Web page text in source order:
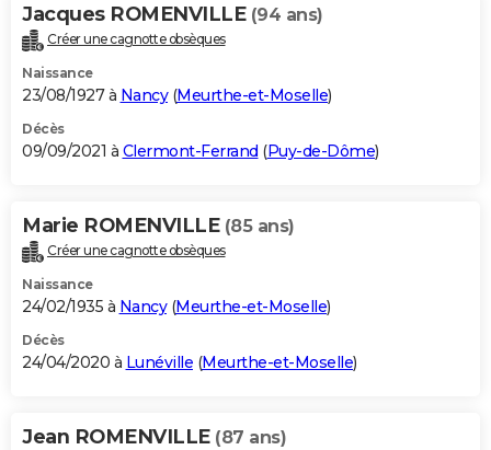
Carte de Noël
Carte Bonne année
Carte Saint-Valentin
Carte Pâques
Carte d'anniversaire
DICTIONNAIRE
Dictionnaire
Biographies
Citations
Expressions
Proverbes
PROGRAMME TV
S'inscrire
Se connecter
Lycées
Collèges
Primaires
Universités
Entreprises
Service militaire
Avis de recherche
AVIS DE DÉCÈS
Bricolage
Lifestyle
Culture
Sport
Auto
Television
Voyage
Cinema
Jacques ROMENVILLE (94 ans)
Créer une cagnotte obsèques
Naissance
23/08/1927 à Nancy(Meurthe-et-Moselle)
Décès
09/09/2021 à Clermont-Ferrand (Puy-de-Dôme)
Marie ROMENVILLE (85 ans)
Créer une cagnotte obsèques
Naissance
24/02/1935 à Nancy(Meurthe-et-Moselle)
Décès
24/04/2020 à Lunéville (Meurthe-et-Moselle)
Jean ROMENVILLE (87 ans)